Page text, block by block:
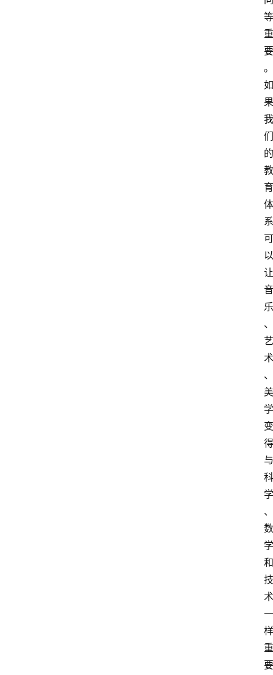
等
重
要
。
如
果
我
们
的
教
育
体
系
可
以
让
音
乐
、
艺
术
、
美
学
变
得
与
科
学
、
数
学
和
技
术
一
样
重
要